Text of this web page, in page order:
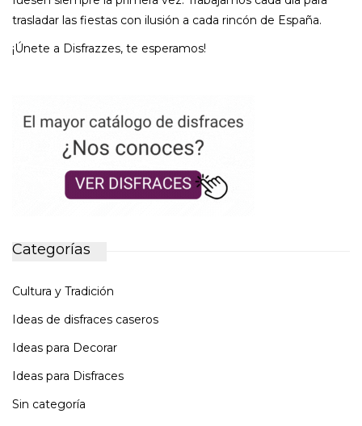
trasladar las fiestas con ilusión a cada rincón de España.
¡Únete a Disfrazzes, te esperamos!
Categorías
Cultura y Tradición
Ideas de disfraces caseros
Ideas para Decorar
Ideas para Disfraces
Sin categoría